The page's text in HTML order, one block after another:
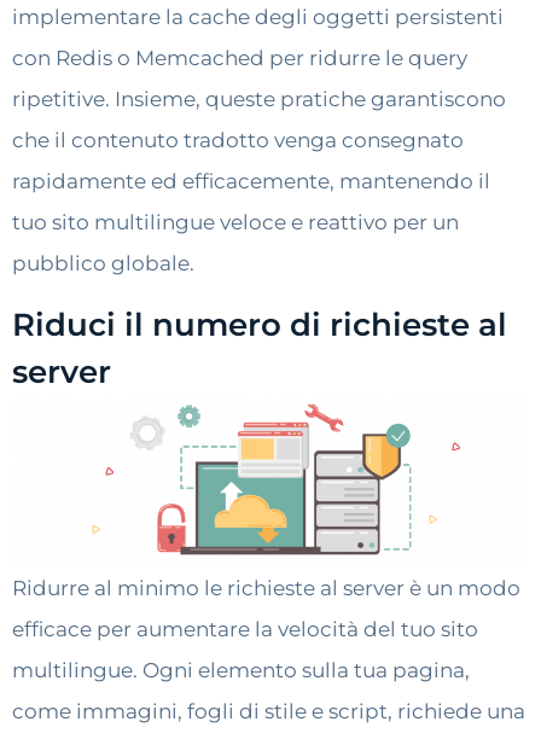
implementare la cache degli oggetti persistenti
con Redis o Memcached per ridurre le query
ripetitive. Insieme, queste pratiche garantiscono
che il contenuto tradotto venga consegnato
rapidamente ed efficacemente, mantenendo il
tuo sito multilingue veloce e reattivo per un
pubblico globale.
Riduci il numero di richieste al
server
Ridurre al minimo le richieste al server è un modo
efficace per aumentare la velocità del tuo sito
multilingue. Ogni elemento sulla tua pagina,
come immagini, fogli di stile e script, richiede una